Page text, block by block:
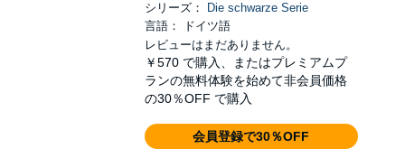
シリーズ：
Die schwarze Serie
言語： ドイツ語
レビューはまだありません。
￥570 で購入、またはプレミアムプ
ランの無料体験を始めて非会員価格
の30％OFF で購入
会員登録で30％OFF